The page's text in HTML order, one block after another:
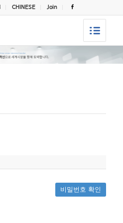
CHINESE Join
비밀번호 확인